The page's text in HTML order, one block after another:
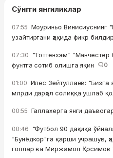
Сўнгги янгиликлар
07:55 Моуриньо Винисиуснинг
узайтиргани ҳақида фикр
07:30 "Тоттенхэм" "Манчестер
фунтга сотиб олишга яқин
0
01:00 Илёс Зейтуллаев: "Бизга
млрди дарҳол солиққа ушлаб
00:55 Галлахерга янги
00:46 "Футбол 90 дақиқа
"Бунёдкор"га қарши учрашув,
голлар ва Миржамол Қосимов